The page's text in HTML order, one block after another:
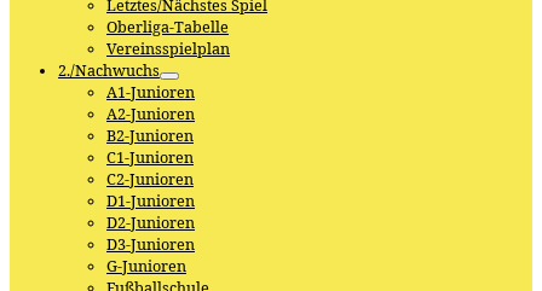
Letztes/Nächstes Spiel
Oberliga-Tabelle
Vereinsspielplan
2./Nachwuchs
A1-Junioren
A2-Junioren
B2-Junioren
C1-Junioren
C2-Junioren
D1-Junioren
D2-Junioren
D3-Junioren
G-Junioren